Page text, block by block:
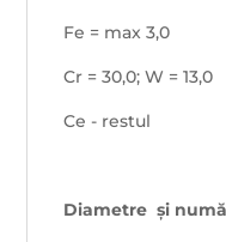
Fe = max 3,0
Cr = 30,0; W = 13,0
Ce - restul
Diametreși